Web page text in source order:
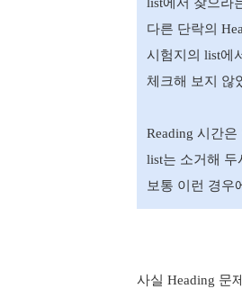
다른 단락의
시험지의 list에
체크해 보지 않
Reading 시간은
list는 소거해 두
보통 이런 경우
사실 Heading 문